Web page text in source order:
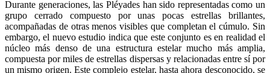
Durante generaciones, las Pléyades han sido representadas como un
grupo cerrado compuesto por unas pocas estrellas brillantes,
acompañadas de otras menos visibles que completan el cúmulo. Sin
embargo, el nuevo estudio indica que este conjunto es en realidad el
núcleo más denso de una estructura estelar mucho más amplia,
compuesta por miles de estrellas dispersas y relacionadas entre sí por
un mismo origen. Este complejo estelar, hasta ahora desconocido, se